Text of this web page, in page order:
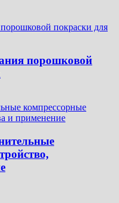
порошковой